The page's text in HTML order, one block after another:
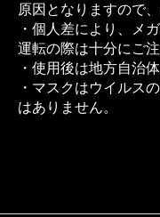
原因となりますので
・個人差により、メ
運転の際は十分にご注
・使用後は地方自治
・マスクはウイルス
はありません。